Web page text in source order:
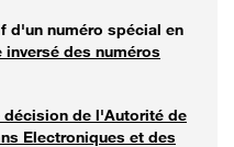
d'un numéro spécial en
inversé des numéros
décision de l'Autorité de
Electroniques et des